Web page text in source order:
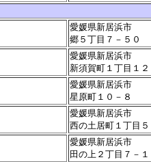
愛媛県新居浜市
郷５丁目７－５０
愛媛県新居浜市
新須賀町１丁目１
愛媛県新居浜市
星原町１０－８
愛媛県新居浜市
西の土居町１丁目
愛媛県新居浜市
田の上２丁目７－